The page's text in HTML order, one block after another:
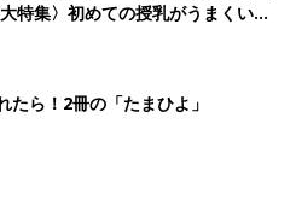
かゆいところはありますか？」
ありますか？」などと聞くのは、
？」とか「洗い残したところは
、どこかで教えられるものなんで
特集〉初めての授乳がうまくい
ルクの基本と夏のトラブル 解決テ
たら！2冊の「たまひよ」